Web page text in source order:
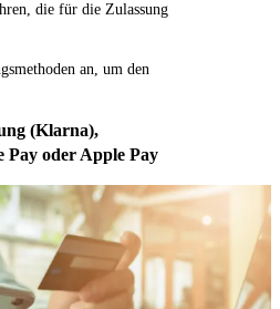
die für die Zulassung
an, um den
(Klarna),
Pay oder Apple Pay